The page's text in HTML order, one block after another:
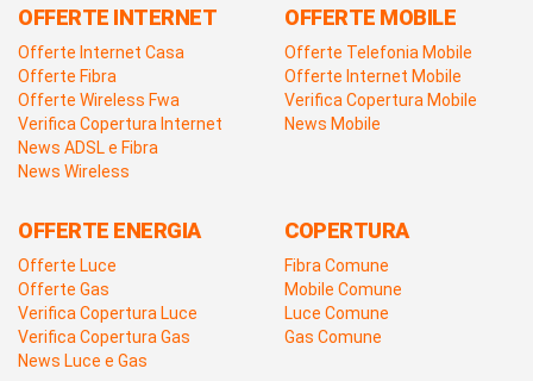
OFFERTE INTERNET
Offerte Internet Casa
Offerte Fibra
Offerte Wireless Fwa
Verifica Copertura Internet
News ADSL e Fibra
News Wireless
OFFERTE MOBILE
Offerte Telefonia Mobile
Offerte Internet Mobile
Verifica Copertura Mobile
News Mobile
OFFERTE ENERGIA
Offerte Luce
Offerte Gas
Verifica Copertura Luce
Verifica Copertura Gas
News Luce e Gas
COPERTURA
Fibra Comune
Mobile Comune
Luce Comune
Gas Comune